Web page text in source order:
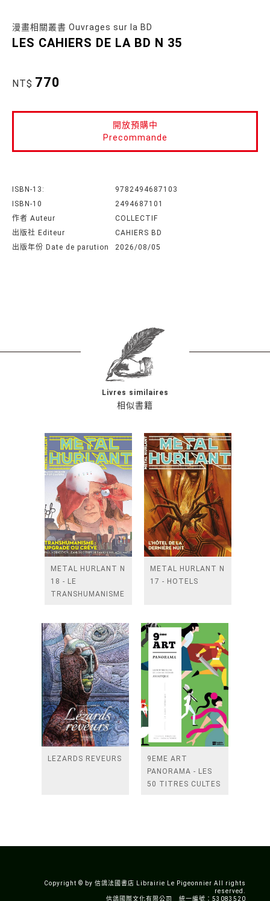
漫畫相關叢書 Ouvrages sur la BD
LES CAHIERS DE LA BD N 35
NT$ 770
開放預購中
Precommande
ISBN-13:
9782494687103
ISBN-10
2494687101
作者 Auteur
COLLECTIF
出版社 Editeur
CAHIERS BD
出版年份 Date de parution
2026/08/05
相似書籍
Livres similaires
METAL HURLANT N
18 - LE
TRANSHUMANISME
METAL HURLANT N
17 - HOTELS
LEZARDS REVEURS
9EME ART
PANORAMA - LES
50 TITRES CULTES
Copyright © by 信鴿法國書店 Librairie Le Pigeonnier All rights
reserved.
信鴿國際文化有限公司 統一編號：53083520